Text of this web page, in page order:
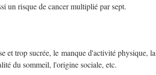
un risque de cancer multiplié par sept.
et trop sucrée, le manque d'activité physique, la
du sommeil, l'origine sociale, etc.